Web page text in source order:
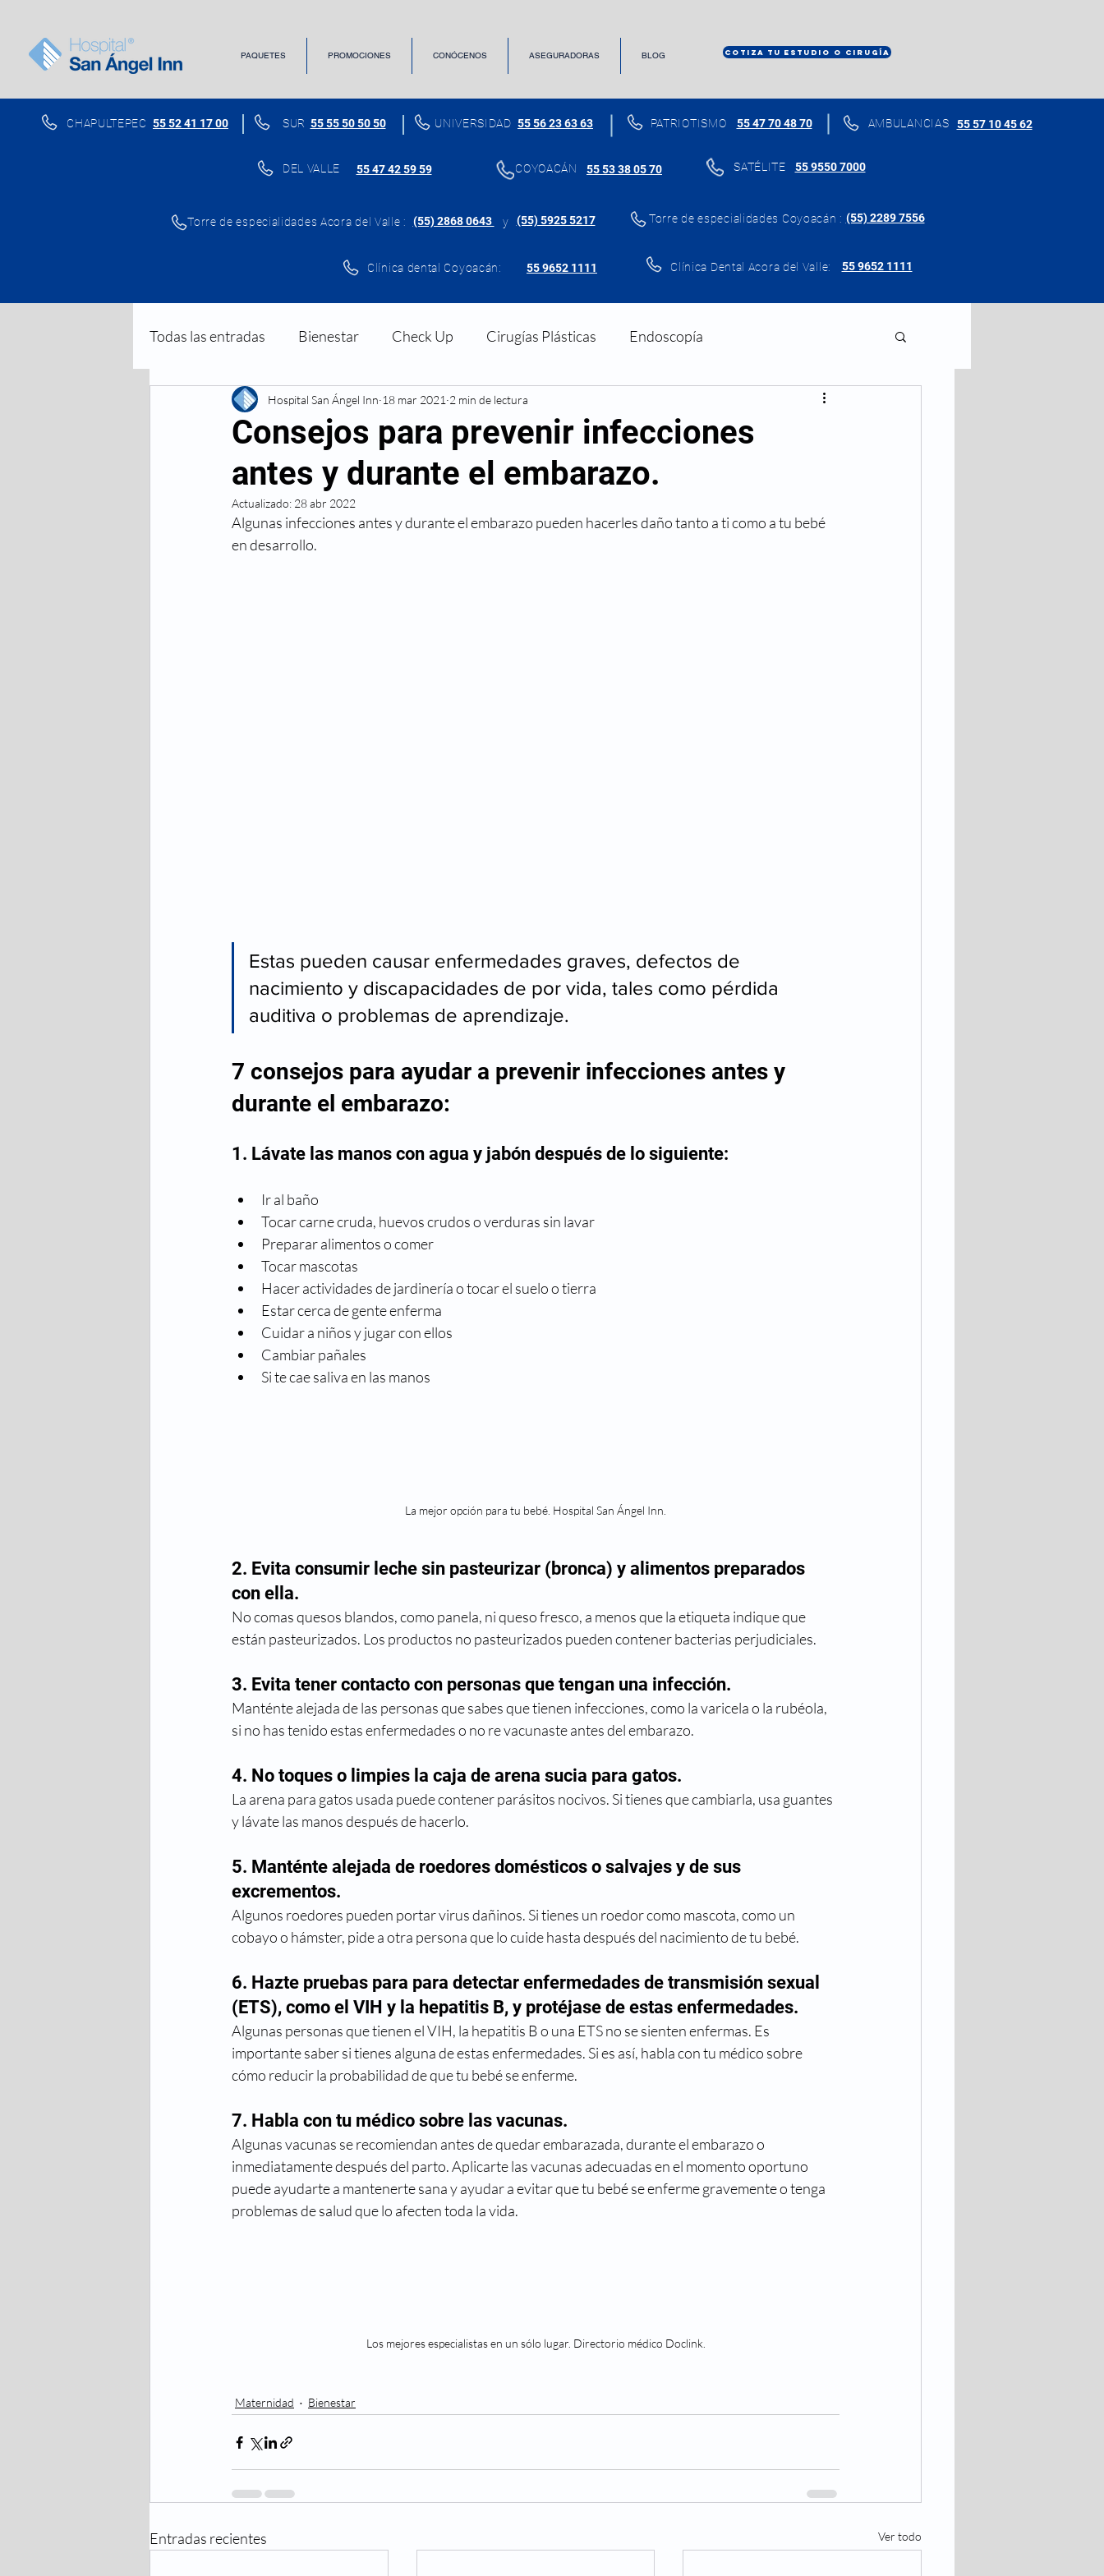
PAQUETES PROMOCIONES CONÓCENOS ASEGURADORAS BLOG COTIZA TU ESTUDIO O CIRUGÍA
CHAPULTEPEC 55 52 41 17 00 55 55 50 50 50
SUR UNIVERSIDAD 55 56 23 63 63 55 47 70 48 70
PATRIOTISMO AMBULANCIAS 55 57 10 45 62
DEL VALLE 55 47 42 59 59 COYOACÁN 55 53 38 05 70 SATÉLITE 55 9550 7000
Torre de especialidades Acora del Valle : (55) 2868 0643 y (55) 5925 5217 Torre de especialidades Coyoacán : (55) 2289 7556
Clínica dental Coyoacán: 55 9652 1111 Clínica Dental Acora del Valle: 55 9652 1111
Todas las entradas Bienestar Check Up Cirugías Plásticas Endoscopía
Enfermedades Digestivas Resonancia Magnética
Enfermedades Lesiones Deportivas Diabetes Hipertensión
Respiratorias Vacunas Cáncer Cesárea Cirugía Maternidad
Consejos para prevenir infecciones
antes y durante el embarazo.
Hospital San Ángel Inn 18 mar 2021 2 min de lectura
Actualizado: 28 abr 2022
Algunas infecciones antes y durante el embarazo pueden hacerles daño tanto a ti como a tu bebé
en desarrollo.
Estas pueden causar enfermedades graves, defectos de
nacimiento y discapacidades de por vida, tales como pérdida
auditiva o problemas de aprendizaje.
7 consejos para ayudar a prevenir infecciones antes y
durante el embarazo:
1. Lávate las manos con agua y jabón después de lo siguiente:
Ir al baño
Tocar carne cruda, huevos crudos o verduras sin lavar
Preparar alimentos o comer
Tocar mascotas
Hacer actividades de jardinería o tocar el suelo o tierra
Estar cerca de gente enferma
Cuidar a niños y jugar con ellos
Cambiar pañales
Si te cae saliva en las manos
La mejor opción para tu bebé. Hospital San Ángel Inn.
2. Evita consumir leche sin pasteurizar (bronca) y alimentos preparados
con ella.
No comas quesos blandos, como panela, ni queso fresco, a menos que la etiqueta indique que
están pasteurizados. Los productos no pasteurizados pueden contener bacterias perjudiciales.
3. Evita tener contacto con personas que tengan una infección.
Manténte alejada de las personas que sabes que tienen infecciones, como la varicela o la rubéola,
si no has tenido estas enfermedades o no re vacunaste antes del embarazo.
4. No toques o limpies la caja de arena sucia para gatos.
La arena para gatos usada puede contener parásitos nocivos. Si tienes que cambiarla, usa guantes
y lávate las manos después de hacerlo.
5. Manténte alejada de roedores domésticos o salvajes y de sus
excrementos.
Algunos roedores pueden portar virus dañinos. Si tienes un roedor como mascota, como un
cobayo o hámster, pide a otra persona que lo cuide hasta después del nacimiento de tu bebé.
6. Hazte pruebas para para detectar enfermedades de transmisión sexual
(ETS), como el VIH y la hepatitis B, y protéjase de estas enfermedades.
Algunas personas que tienen el VIH, la hepatitis B o una ETS no se sienten enfermas. Es
importante saber si tienes alguna de estas enfermedades. Si es así, habla con tu médico sobre
cómo reducir la probabilidad de que tu bebé se enferme.
7. Habla con tu médico sobre las vacunas.
Algunas vacunas se recomiendan antes de quedar embarazada, durante el embarazo o
inmediatamente después del parto. Aplicarte las vacunas adecuadas en el momento oportuno
puede ayudarte a mantenerte sana y ayudar a evitar que tu bebé se enferme gravemente o tenga
problemas de salud que lo afecten toda la vida.
Los mejores especialistas en un sólo lugar. Directorio médico Doclink.
Maternidad Bienestar
Entradas recientes Ver todo